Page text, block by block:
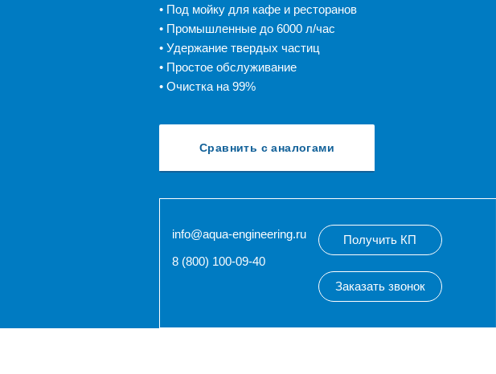
• Под мойку для кафе и ресторанов
• Промышленные до 6000 л/час
• Удержание твердых частиц
• Простое обслуживание
• Очистка на 99%
Сравнить с аналогами
info@aqua-engineering.ru
8 (800) 100-09-40
Получить КП
Заказать звонок